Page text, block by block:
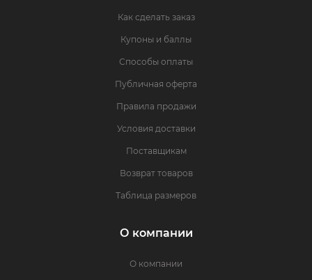
Как сделать заказ
Купоны и баллы
Способы оплаты
Публичная оферта
Правила продажи
Условия доставки
Поставщикам
Возврат товаров
Таблица размеров
О компании
О компании